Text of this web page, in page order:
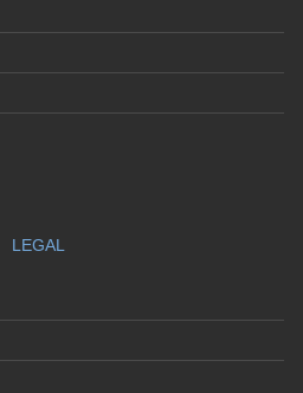
LEGAL